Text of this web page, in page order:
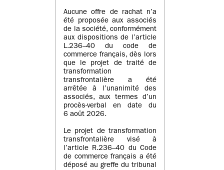
Aucune offre de rachat n’a
été proposée aux associés
de la société, conformément
aux dispositions de l’article
L.236–40 du code de
commerce français, dès lors
que le projet de traité de
transformation
transfrontalière a été
arrêtée à l’unanimité des
associés, aux termes d’un
procès-verbal en date du
6 août 2026.
Le projet de transformation
transfrontalière visé à
l’article R.236–40 du Code
de commerce français a été
déposé au greffe du tribunal